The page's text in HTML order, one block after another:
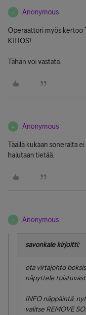
A Anonymous
Operaattori myös kertoo
KIITOS!
Tähän voi vastata.
A Anonymous
Täällä kukaan soneralta
halutaan tietää.
A Anonymous
savonkale kirjoitti:
ota virtajohto
näpyttele
INFO näppäintä.
valitse REMOVE